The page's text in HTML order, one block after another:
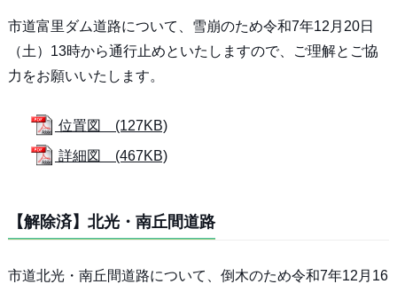
市道富里ダム道路について、雪崩のため令和7年12月20日
（土）13時から通行止めといたしますので、ご理解とご協
力をお願いいたします。
位置図 (127KB)
詳細図 (467KB)
【解除済】北光・南丘間道路
市道北光・南丘間道路について、倒木のため令和7年12月16